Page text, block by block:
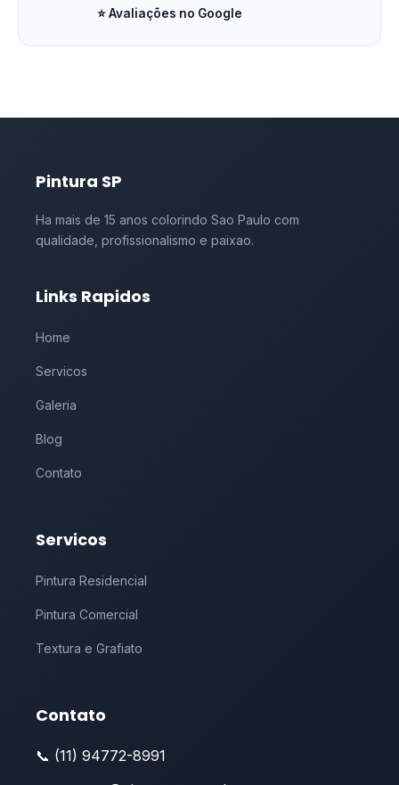
⭐ Avaliações no Google
Pintura SP
Ha mais de 15 anos colorindo Sao Paulo com
qualidade, profissionalismo e paixao.
Links Rapidos
Home
Servicos
Galeria
Blog
Contato
Servicos
Pintura Residencial
Pintura Comercial
Textura e Grafiato
Contato
📞 (11) 94772-8991